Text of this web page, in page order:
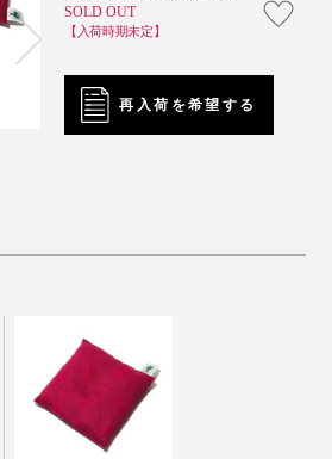
て、いろんな部位を温め＆冷やし
す。
笑）
が痛い」と訴えていた撮影モデル
しまいました。
特有の香りがふわっと漂うのです
」、「気にならない」、「ちょっ
の意見がわかれました。
一度お湯で洗っていただくと緩和
SOLD OUT
【入荷時期未定】
再入荷を希望する